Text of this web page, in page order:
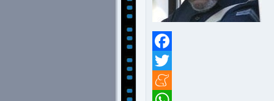
Facebook
Twitter